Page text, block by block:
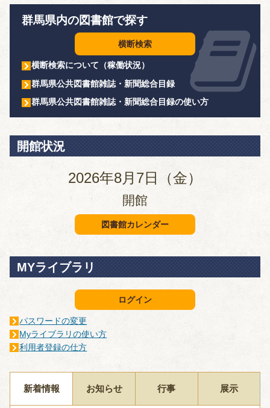
群馬県内の図書館で探す
横断検索
横断検索について（稼働状況）
群馬県公共図書館雑誌・新聞総合目録
群馬県公共図書館雑誌・新聞総合目録の使い方
MYライブラリ
ログイン
パスワードの変更
Myライブラリの使い方
利用者登録の仕方
開館状況
2026年8月7日（金）
開館
図書館カレンダー
新着情報 お知らせ 行事 展示